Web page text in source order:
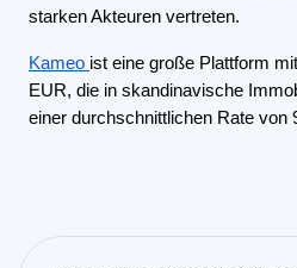
starken Akteuren vertreten.
Kameo ist eine große Plattform
EUR, die in skandinavische
einer durchschnittlichen Rate von